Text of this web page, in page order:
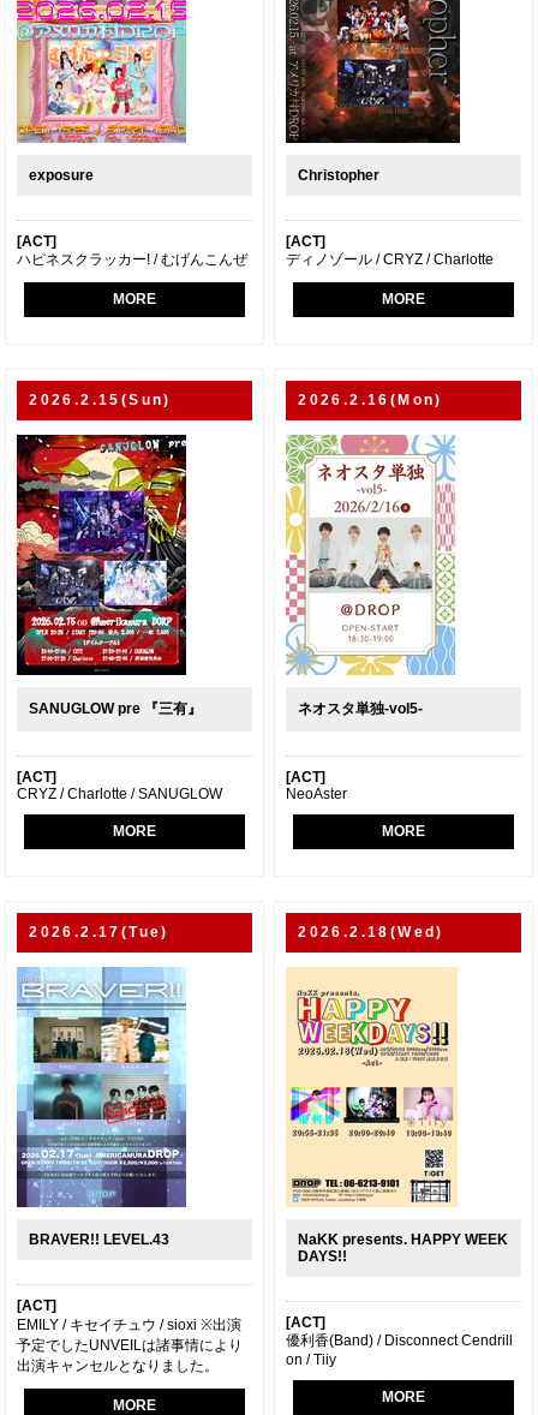
exposure
[ACT]
ハピネスクラッカー! / むげんこんぜ
MORE
Christopher
[ACT]
ディノゾール / CRYZ / Charlotte
MORE
2026.2.15(Sun)
SANUGLOW pre 『三有』
[ACT]
CRYZ / Charlotte / SANUGLOW
MORE
2026.2.16(Mon)
ネオスタ単独-vol5-
[ACT]
NeoAster
MORE
2026.2.17(Tue)
BRAVER!! LEVEL.43
[ACT]
EMILY / キセイチュウ / sioxi ※出演
予定でしたUNVEILは諸事情により
出演キャンセルとなりました。
MORE
2026.2.18(Wed)
NaKK presents. HAPPY WEEK
DAYS!!
[ACT]
優利香(Band) / Disconnect Cendrill
on / Tiiy
MORE